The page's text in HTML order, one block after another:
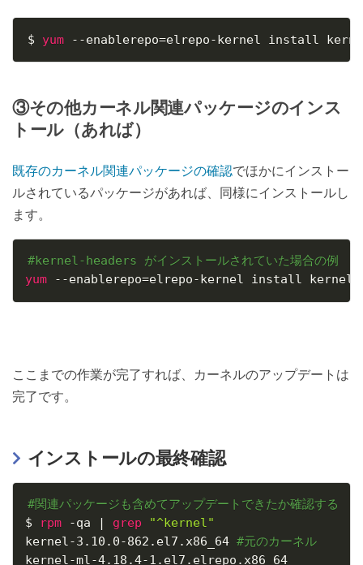
$ yum --enablerepo=elrepo-kernel install
③その他カーネル関連パッケージのインス
トール（あれば）
既存のカーネル関連パッケージの確認でほかにインストー
ルされているパッケージがあれば、同様にインストールし
ます。
#kernel-headers がインストールされていた場合の例
yum --enablerepo=elrepo-kernel install kernel-
ここまでの作業が完了すれば、カーネルのアップデートは
完了です。
インストールの最終確認
#関連パッケージも含めてアップデートできたか確認する
$ rpm -qa | grep
"^kernel"
kernel-3.10.0-862.el7.x86_64 #元のカーネル
kernel-ml-4.18.4-1.el7.elrepo.x86_64